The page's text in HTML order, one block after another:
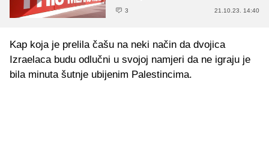
3 21.10.23. 14:40
Kap koja je prelila čašu na neki način da dvojica
Izraelaca budu odlučni u svojoj namjeri da ne igraju je
bila minuta šutnje ubijenim Palestincima.